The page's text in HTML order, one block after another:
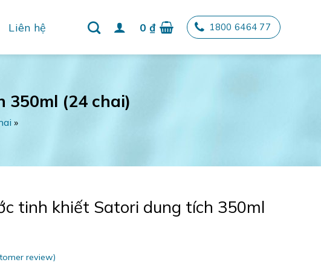
Liên hệ 0₫ 1800 6464 77
(24 chai)
»
tinh khiết Satori dung tích 350ml
review)